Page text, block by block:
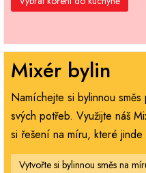
Mixér bylin
Namíchejte si bylinnou
svých potřeb. Využijte náš
si řešení na míru, které jinde
Vytvořte si bylinnou směs na